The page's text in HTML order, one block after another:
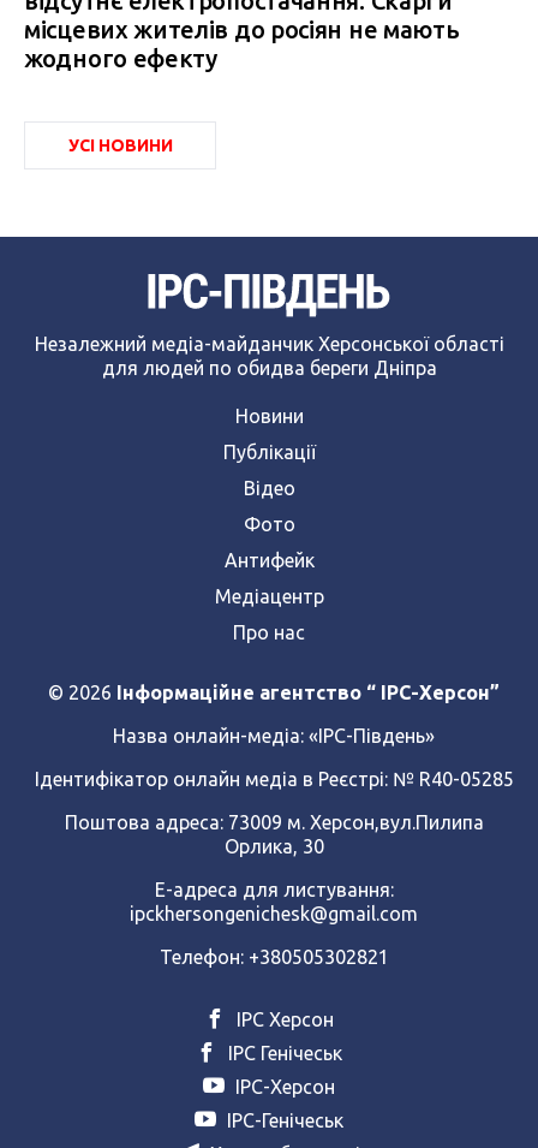
місцевих жителів до росіян не мають
жодного ефекту
УСІ НОВИНИ
Незалежний медіа-майданчик Херсонської області
для людей по обидва береги Дніпра
Новини
Публікації
Відео
Фото
Антифейк
Медіацентр
Про нас
© 2026 Інформаційне агентство “ IPC-Херсон”
Назва онлайн-медіа: «ІРС-Південь»
Ідентифікатор онлайн медіа в Реєстрі: № R40-05285
Поштова адреса: 73009 м. Херсон,вул.Пилипа
Орлика, 30
Е-адреса для листування:
ipckhersongenichesk@gmail.com
Телефон: +380505302821
ІРС Херсон
ІРС Генічеськ
ІРС-Херсон
ІРС-Генічеськ